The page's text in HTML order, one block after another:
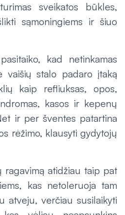
sveikatos būkles,
sąmoningiems ir šiuo
kad netinkamas
vaišių stalo padaro įtaką
kaip refliuksas, opos,
kasos ir kepenų
ir per šventes patartina
rėžimo, klausyti gydytojų
ragavimą atidžiau taip pat
kas netoleruoja tam
atveju, verčiau susilaikyti